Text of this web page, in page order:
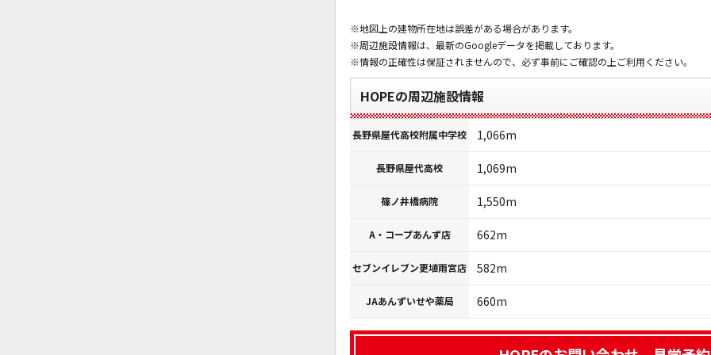
※地図上の建物所在地は誤差がある場合があります。
※周辺施設情報は、最新のGoogleデータを掲載しております。
※情報の正確性は保証されませんので、必ず事前にご確認の上ご利用ください。
HOPEの周辺施設情報
長野県屋代高校附属中学校 1,066m
長野県屋代高校 1,069m
篠ノ井橋病院 1,550m
A・コープあんず店 662m
セブンイレブン更埴雨宮店 582m
JAあんずいせや薬局 660m